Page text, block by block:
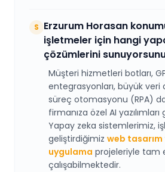
S Erzurum Horasan
işletmeler için hangi
çözümlerini
Müşteri hizmetleri botları,
entegrasyonları, büyük
süreç otomasyonu (RPA)
firmanıza özel AI
Yapay zeka sistemlerimiz,
geliştirdiğimiz web tasarım
uygulama projeleriyle tam
çalışabilmektedir.